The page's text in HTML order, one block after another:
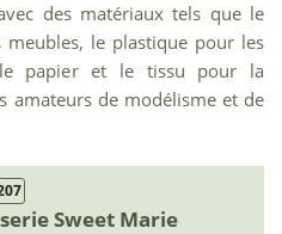
des matériaux tels que le
le plastique pour les
papier et le tissu pour la
amateurs de modélisme et de
Sweet Marie